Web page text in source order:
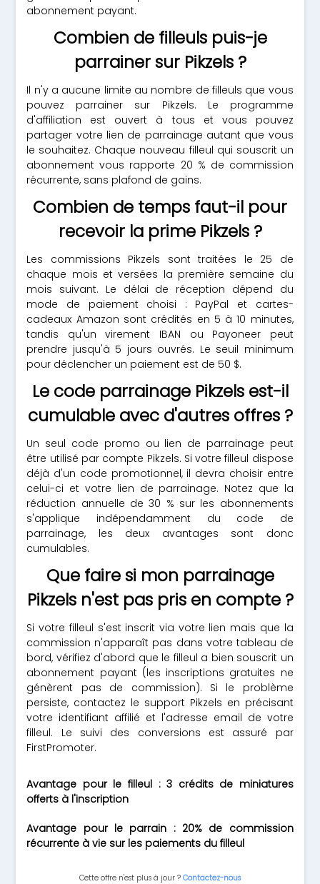
abonnement payant.
Combien de filleuls puis-je
parrainer sur Pikzels ?
Il n'y a aucune limite au nombre de filleuls que vous
pouvez parrainer sur Pikzels. Le programme
d'affiliation est ouvert à tous et vous pouvez
partager votre lien de parrainage autant que vous
le souhaitez. Chaque nouveau filleul qui souscrit un
abonnement vous rapporte 20 % de commission
récurrente, sans plafond de gains.
Combien de temps faut-il pour
recevoir la prime Pikzels ?
Les commissions Pikzels sont traitées le 25 de
chaque mois et versées la première semaine du
mois suivant. Le délai de réception dépend du
mode de paiement choisi : PayPal et cartes-
cadeaux Amazon sont crédités en 5 à 10 minutes,
tandis qu'un virement IBAN ou Payoneer peut
prendre jusqu'à 5 jours ouvrés. Le seuil minimum
pour déclencher un paiement est de 50 $.
Le code parrainage Pikzels est-il
cumulable avec d'autres offres ?
Un seul code promo ou lien de parrainage peut
être utilisé par compte Pikzels. Si votre filleul dispose
déjà d'un code promotionnel, il devra choisir entre
celui-ci et votre lien de parrainage. Notez que la
réduction annuelle de 30 % sur les abonnements
s'applique indépendamment du code de
parrainage, les deux avantages sont donc
cumulables.
Que faire si mon parrainage
Pikzels n'est pas pris en compte ?
Si votre filleul s'est inscrit via votre lien mais que la
commission n'apparaît pas dans votre tableau de
bord, vérifiez d'abord que le filleul a bien souscrit un
abonnement payant (les inscriptions gratuites ne
génèrent pas de commission). Si le problème
persiste, contactez le support Pikzels en précisant
votre identifiant affilié et l'adresse email de votre
filleul. Le suivi des conversions est assuré par
FirstPromoter.
Avantage pour le filleul : 3 crédits de miniatures
offerts à l'inscription
Avantage pour le parrain : 20% de commission
récurrente à vie sur les paiements du filleul
Cette offre n'est plus à jour ? Contactez-nous